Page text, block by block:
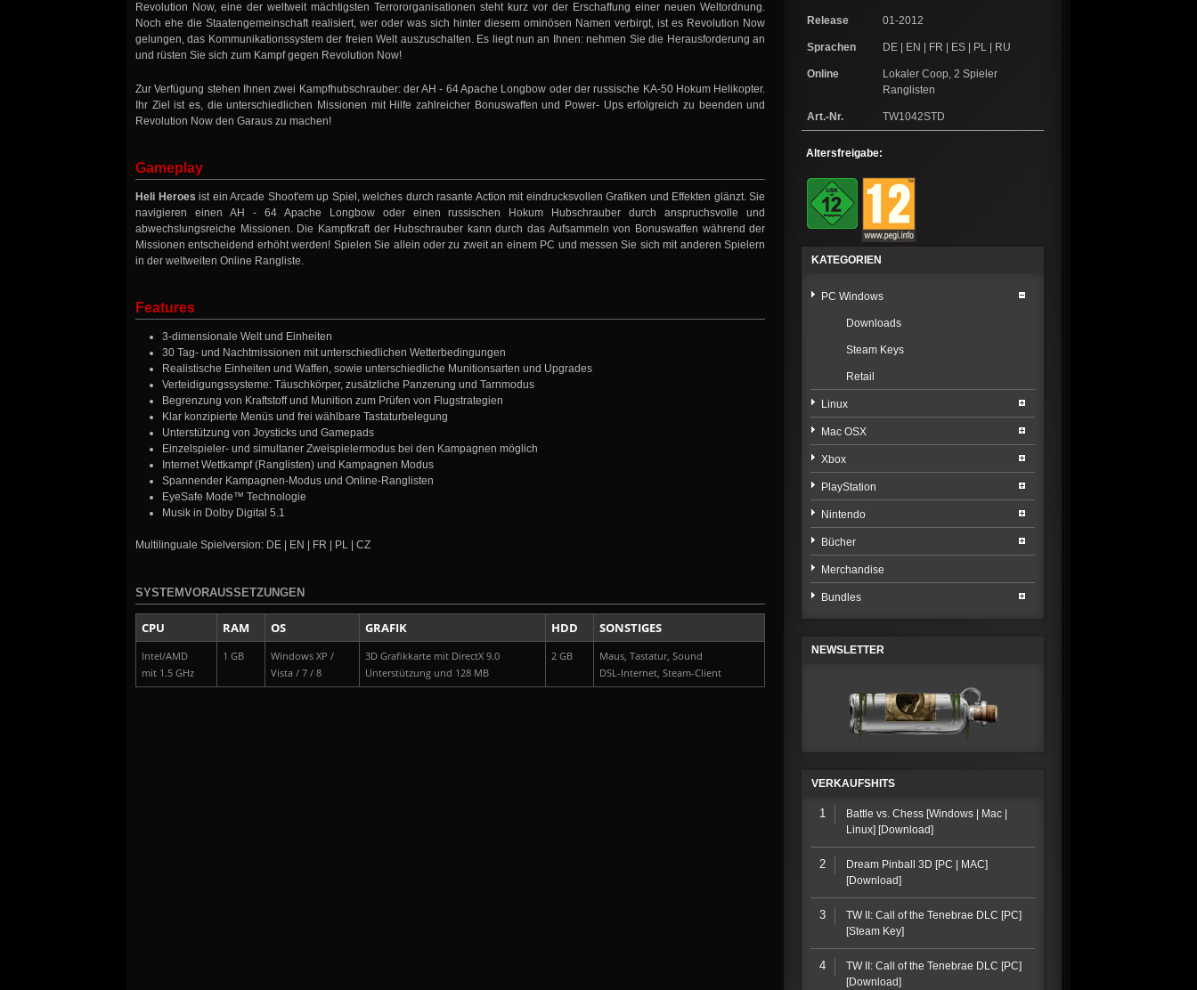
Revolution Now, eine der weltweit mächtigsten Terrororganisationen steht kurz vor der Erschaffung einer neuen Weltordnung.
Noch ehe die Staatengemeinschaft realisiert, wer oder was sich hinter diesem ominösen Namen verbirgt, ist es Revolution Now
gelungen, das Kommunikationssystem der freien Welt auszuschalten. Es liegt nun an Ihnen: nehmen Sie die Herausforderung an
und rüsten Sie sich zum Kampf gegen Revolution Now!
Zur Verfügung stehen Ihnen zwei Kampfhubschrauber: der AH - 64 Apache Longbow oder der russische KA-50 Hokum Helikopter.
Ihr Ziel ist es, die unterschiedlichen Missionen mit Hilfe zahlreicher Bonuswaffen und Power- Ups erfolgreich zu beenden und
Revolution Now den Garaus zu machen!
Gameplay
Heli Heroesist ein Arcade Shoot'em up Spiel, welches durch rasante Action mit eindrucksvollen Grafiken und Effekten glänzt. Sie
navigieren einen AH - 64 Apache Longbow oder einen russischen Hokum Hubschrauber durch anspruchsvolle und
abwechslungsreiche Missionen. Die Kampfkraft der Hubschrauber kann durch das Aufsammeln von Bonuswaffen während der
Missionen entscheidend erhöht werden! Spielen Sie allein oder zu zweit an einem PC und messen Sie sich mit anderen Spielern
in der weltweiten Online Rangliste.
Features
3-dimensionale Welt und Einheiten
30 Tag- und Nachtmissionen mit unterschiedlichen Wetterbedingungen
Realistische Einheiten und Waffen, sowie unterschiedliche Munitionsarten und Upgrades
Verteidigungssysteme: Täuschkörper, zusätzliche Panzerung und Tarnmodus
Begrenzung von Kraftstoff und Munition zum Prüfen von Flugstrategien
Klar konzipierte Menüs und frei wählbare Tastaturbelegung
Unterstützung von Joysticks und Gamepads
Einzelspieler- und simultaner Zweispielermodus bei den Kampagnen möglich
Internet Wettkampf (Ranglisten) und Kampagnen Modus
Spannender Kampagnen-Modus und Online-Ranglisten
EyeSafe Mode™ Technologie
Musik in Dolby Digital 5.1
Multilinguale Spielversion: DE | EN | FR | PL | CZ
SYSTEMVORAUSSETZUNGEN
CPU RAM OS GRAFIK HDD SONSTIGES
Intel/AMD
mit 1.5 GHz
1 GB
Windows XP /
Vista / 7 / 8
3D Grafikkarte mit DirectX 9.0
Unterstützung und 128 MB
2 GB
Maus, Tastatur, Sound
DSL-Internet, Steam-Client
Release 01-2012
Sprachen DE | EN | FR | ES | PL | RU
Online
Lokaler Coop, 2 Spieler
Ranglisten
Art.-Nr. TW1042STD
Altersfreigabe:
KATEGORIEN
PC Windows
Downloads
Steam Keys
Retail
Linux
Mac OSX
Xbox
PlayStation
Nintendo
Bücher
Merchandise
Bundles
NEWSLETTER
VERKAUFSHITS
1
Battle vs. Chess [Windows | Mac |
Linux] [Download]
2
Dream Pinball 3D [PC | MAC]
[Download]
3
TW II: Call of the Tenebrae DLC [PC]
[Steam Key]
4
TW II: Call of the Tenebrae DLC [PC]
[Download]